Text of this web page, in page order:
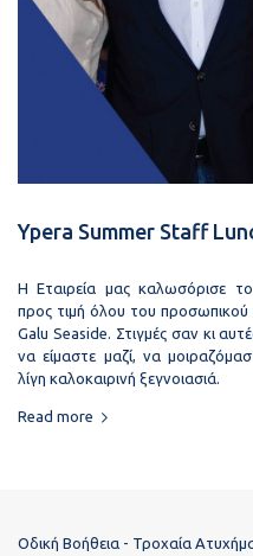
Ypera Summer Staff
Η Εταιρεία μας καλωσόρισε
προς τιμή όλου του
Galu Seaside. Στιγμές σαν κι
να είμαστε μαζί, να
λίγη καλοκαιρινή ξεγνοιασιά.
Read more
Οδική Βοήθεια - Τροχαία